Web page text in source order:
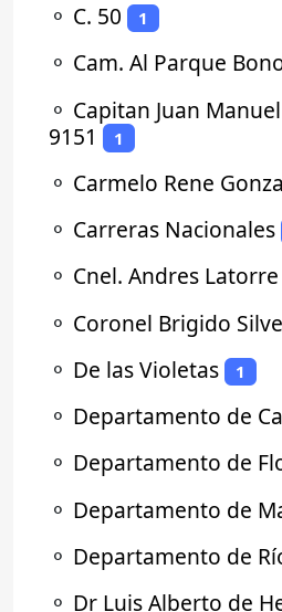
⚬ C. 50 1
⚬ Cam. Al Parque
⚬ Capitan Juan
9151
1
⚬ Carmelo Rene
⚬ Carreras Nacionales
⚬ Cnel. Andres Latorre
⚬ Coronel Brigido
⚬ De las Violetas 1
⚬ Departamento de
⚬ Departamento de
⚬ Departamento de
⚬ Departamento de
⚬ Dr Luis Alberto de